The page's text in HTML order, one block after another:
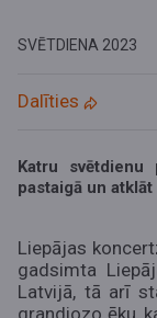
SVĒTDIENA 2023
Dalīties
Katru
pastaigā un
Liepājas
gadsimta
Latvijā, tā arī
grandiozo ēku,